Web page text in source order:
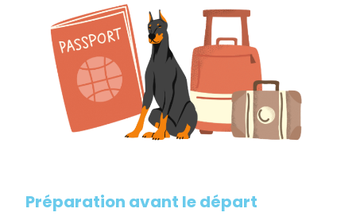
Préparation avant le départ